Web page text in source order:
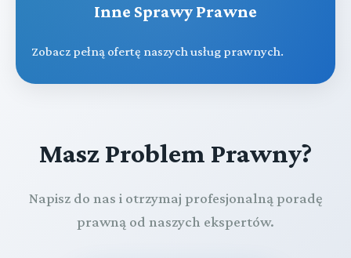
Inne Sprawy Prawne
Zobacz pełną ofertę naszych usług prawnych.
Masz Problem Prawny?
Napisz do nas i otrzymaj profesjonalną poradę
prawną od naszych ekspertów.